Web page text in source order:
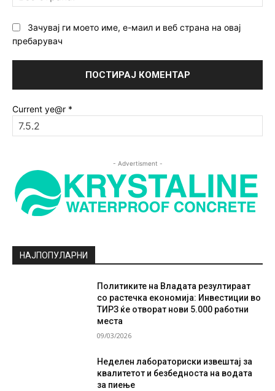
Зачувај ги моето име, е-маил и веб страна на овај
пребарувач
Current ye@r *
- Advertisment -
НАЈПОПУЛАРНИ
Политиките на Владата резултираат
со растечка економија: Инвестиции во
ТИРЗ ќе отворат нови 5.000 работни
места
09/03/2026
Неделен лабораториски извештај за
квалитетот и безбедноста на водата
за пиење